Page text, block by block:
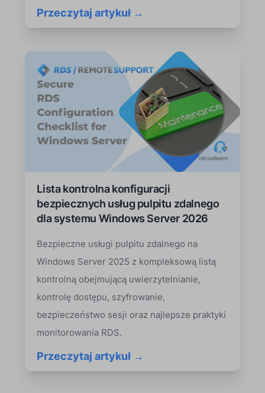
Przeczytaj artykuł →
Lista kontrolna konfiguracji
bezpiecznych usług pulpitu zdalnego
dla systemu Windows Server 2026
Bezpieczne usługi pulpitu zdalnego na
Windows Server 2025 z kompleksową listą
kontrolną obejmującą uwierzytelnianie,
kontrolę dostępu, szyfrowanie,
bezpieczeństwo sesji oraz najlepsze praktyki
monitorowania RDS.
Przeczytaj artykuł →